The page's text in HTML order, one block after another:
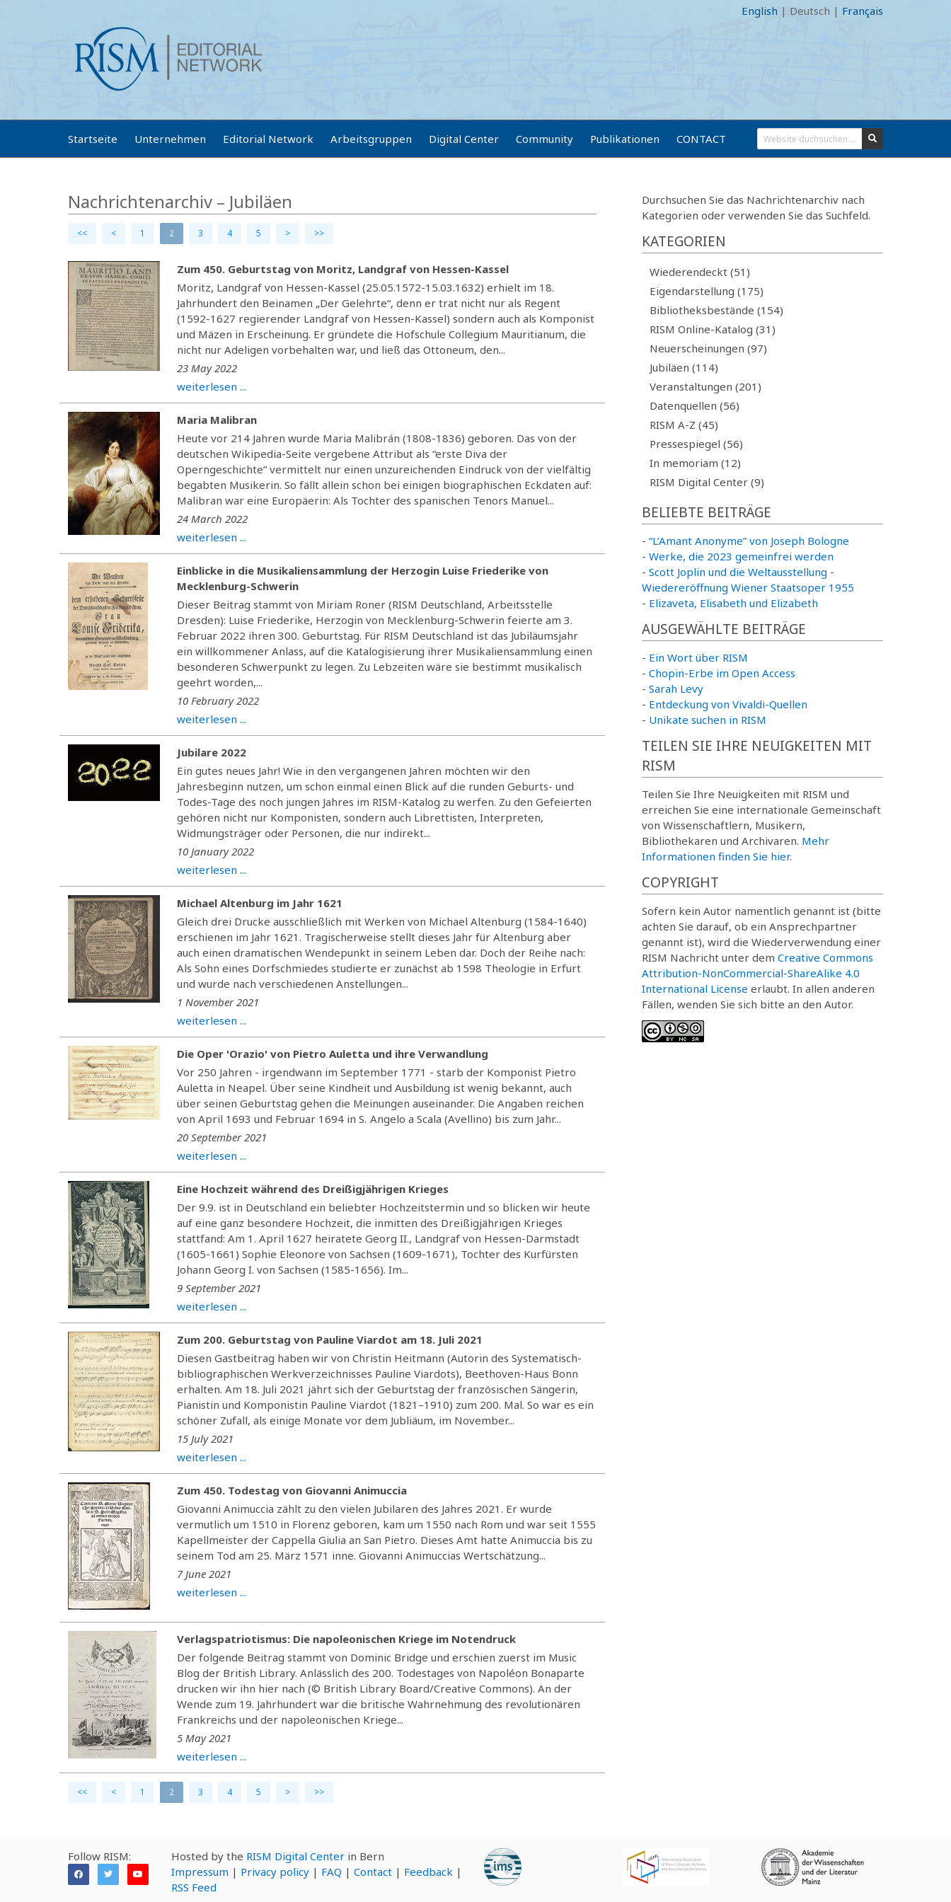
English | Deutsch | Français
Startseite Unternehmen Editorial Network Arbeitsgruppen Digital Center Community Publikationen CONTACT
Nachrichtenarchiv – Jubiläen
<< < 1 2 3 4 5 > >>
Zum 450. Geburtstag von Moritz, Landgraf von Hessen-Kassel
Moritz, Landgraf von Hessen-Kassel (25.05.1572-15.03.1632) erhielt im 18.
Jahrhundert den Beinamen „Der Gelehrte“, denn er trat nicht nur als Regent
(1592-1627 regierender Landgraf von Hessen-Kassel) sondern auch als Komponist
und Mäzen in Erscheinung. Er gründete die Hofschule Collegium Mauritianum, die
nicht nur Adeligen vorbehalten war, und ließ das Ottoneum, den...
23 May 2022
weiterlesen ...
Maria Malibran
Heute vor 214 Jahren wurde Maria Malibrán (1808-1836) geboren. Das von der
deutschen Wikipedia-Seite vergebene Attribut als “erste Diva der
Operngeschichte” vermittelt nur einen unzureichenden Eindruck von der vielfältig
begabten Musikerin. So fällt allein schon bei einigen biographischen Eckdaten auf:
Malibran war eine Europäerin: Als Tochter des spanischen Tenors Manuel...
24 March 2022
weiterlesen ...
Einblicke in die Musikaliensammlung der Herzogin Luise Friederike von
Mecklenburg-Schwerin
Dieser Beitrag stammt von Miriam Roner (RISM Deutschland, Arbeitsstelle
Dresden): Luise Friederike, Herzogin von Mecklenburg-Schwerin feierte am 3.
Februar 2022 ihren 300. Geburtstag. Für RISM Deutschland ist das Jubiläumsjahr
ein willkommener Anlass, auf die Katalogisierung ihrer Musikaliensammlung einen
besonderen Schwerpunkt zu legen. Zu Lebzeiten wäre sie bestimmt musikalisch
geehrt worden,...
10 February 2022
weiterlesen ...
Jubilare 2022
Ein gutes neues Jahr! Wie in den vergangenen Jahren möchten wir den
Jahresbeginn nutzen, um schon einmal einen Blick auf die runden Geburts- und
Todes-Tage des noch jungen Jahres im RISM-Katalog zu werfen. Zu den Gefeierten
gehören nicht nur Komponisten, sondern auch Librettisten, Interpreten,
Widmungsträger oder Personen, die nur indirekt...
10 January 2022
weiterlesen ...
Michael Altenburg im Jahr 1621
Gleich drei Drucke ausschließlich mit Werken von Michael Altenburg (1584-1640)
erschienen im Jahr 1621. Tragischerweise stellt dieses Jahr für Altenburg aber
auch einen dramatischen Wendepunkt in seinem Leben dar. Doch der Reihe nach:
Als Sohn eines Dorfschmiedes studierte er zunächst ab 1598 Theologie in Erfurt
und wurde nach verschiedenen Anstellungen...
1 November 2021
weiterlesen ...
Die Oper 'Orazio' von Pietro Auletta und ihre Verwandlung
Vor 250 Jahren - irgendwann im September 1771 - starb der Komponist Pietro
Auletta in Neapel. Über seine Kindheit und Ausbildung ist wenig bekannt, auch
über seinen Geburtstag gehen die Meinungen auseinander. Die Angaben reichen
von April 1693 und Februar 1694 in S. Angelo a Scala (Avellino) bis zum Jahr...
20 September 2021
weiterlesen ...
Eine Hochzeit während des Dreißigjährigen Krieges
Der 9.9. ist in Deutschland ein beliebter Hochzeitstermin und so blicken wir heute
auf eine ganz besondere Hochzeit, die inmitten des Dreißigjährigen Krieges
stattfand: Am 1. April 1627 heiratete Georg II., Landgraf von Hessen-Darmstadt
(1605-1661) Sophie Eleonore von Sachsen (1609-1671), Tochter des Kurfürsten
Johann Georg I. von Sachsen (1585-1656). Im...
9 September 2021
weiterlesen ...
Zum 200. Geburtstag von Pauline Viardot am 18. Juli 2021
Diesen Gastbeitrag haben wir von Christin Heitmann (Autorin des Systematisch-
bibliographischen Werkverzeichnisses Pauline Viardots), Beethoven-Haus Bonn
erhalten. Am 18. Juli 2021 jährt sich der Geburtstag der französischen Sängerin,
Pianistin und Komponistin Pauline Viardot (1821–1910) zum 200. Mal. So war es ein
schöner Zufall, als einige Monate vor dem Jubliäum, im November...
15 July 2021
weiterlesen ...
Zum 450. Todestag von Giovanni Animuccia
Giovanni Animuccia zählt zu den vielen Jubilaren des Jahres 2021. Er wurde
vermutlich um 1510 in Florenz geboren, kam um 1550 nach Rom und war seit 1555
Kapellmeister der Cappella Giulia an San Pietro. Dieses Amt hatte Animuccia bis zu
seinem Tod am 25. März 1571 inne. Giovanni Animuccias Wertschätzung...
7 June 2021
weiterlesen ...
Verlagspatriotismus: Die napoleonischen Kriege im Notendruck
Der folgende Beitrag stammt von Dominic Bridge und erschien zuerst im Music
Blog der British Library. Anlässlich des 200. Todestages von Napoléon Bonaparte
drucken wir ihn hier nach (© British Library Board/Creative Commons). An der
Wende zum 19. Jahrhundert war die britische Wahrnehmung des revolutionären
Frankreichs und der napoleonischen Kriege...
5 May 2021
weiterlesen ...
<< < 1 2 3 4 5 > >>
Durchsuchen Sie das Nachrichtenarchiv nach
Kategorien oder verwenden Sie das Suchfeld.
KATEGORIEN
Wiederendeckt (51)
Eigendarstellung (175)
Bibliotheksbestände (154)
RISM Online-Katalog (31)
Neuerscheinungen (97)
Jubiläen (114)
Veranstaltungen (201)
Datenquellen (56)
RISM A-Z (45)
Pressespiegel (56)
In memoriam (12)
RISM Digital Center (9)
BELIEBTE BEITRÄGE
- “L’Amant Anonyme” von Joseph Bologne
- Werke, die 2023 gemeinfrei werden
- Scott Joplin und die Weltausstellung -
Wiedereröffnung Wiener Staatsoper 1955
- Elizaveta, Elisabeth und Elizabeth
AUSGEWÄHLTE BEITRÄGE
- Ein Wort über RISM
- Chopin-Erbe im Open Access
- Sarah Levy
- Entdeckung von Vivaldi-Quellen
- Unikate suchen in RISM
TEILEN SIE IHRE NEUIGKEITEN MIT
RISM
Teilen Sie Ihre Neuigkeiten mit RISM und
erreichen Sie eine internationale Gemeinschaft
von Wissenschaftlern, Musikern,
Bibliothekaren und Archivaren. Mehr
Informationen finden Sie hier.
COPYRIGHT
Sofern kein Autor namentlich genannt ist (bitte
achten Sie darauf, ob ein Ansprechpartner
genannt ist), wird die Wiederverwendung einer
RISM Nachricht unter dem Creative Commons
Attribution-NonCommercial-ShareAlike 4.0
International License erlaubt. In allen anderen
Fällen, wenden Sie sich bitte an den Autor.
Follow RISM: Hosted by the RISM Digital Center in Bern
Impressum | Privacy policy | FAQ | Contact | Feedback |
RSS Feed